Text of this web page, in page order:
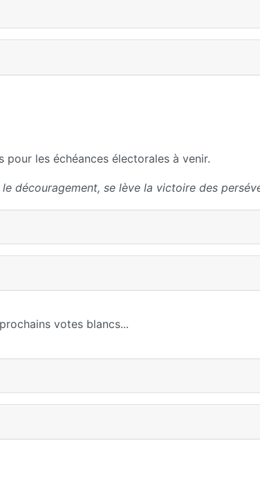
les échéances électorales à venir.
découragement, se lève la victoire des
votes blancs...